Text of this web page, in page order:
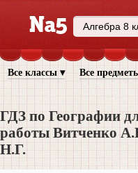
Все классы ▾ Все
ГДЗ по Географии
работы Витченко
Н.Г.